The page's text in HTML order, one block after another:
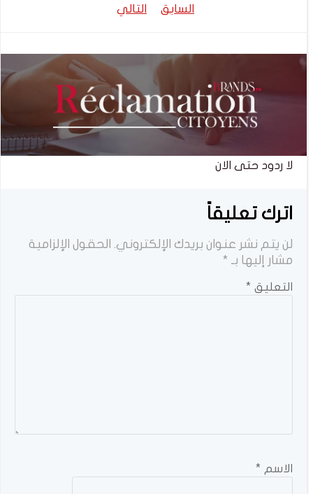
السابق
تصفّح
التالي
لا ردود حتى الان
اترك تعليقاً
لن يتم نشر عنوان بريدك الإلكتروني. الحقول الإلزامية
مشار إليها بـ *
التعليق *
الاسم *